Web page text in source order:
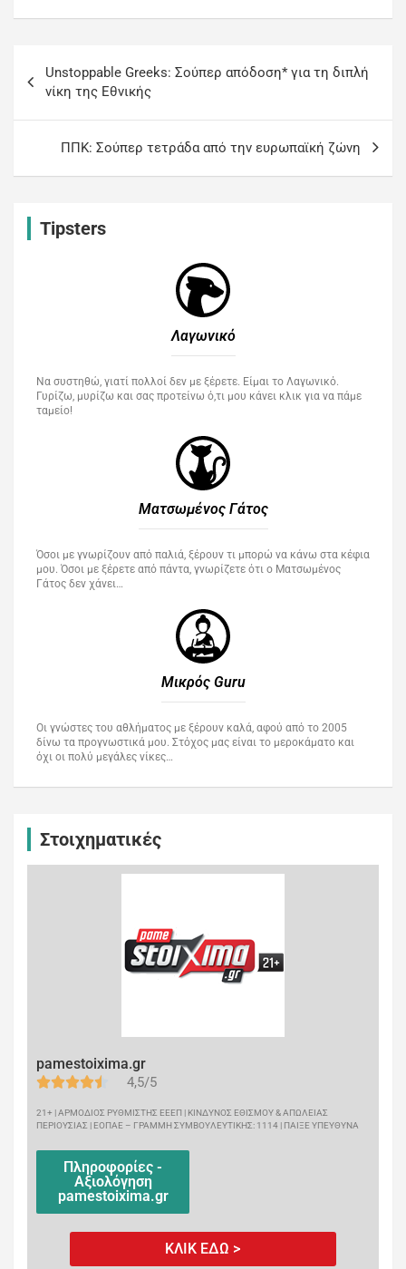
Unstoppable Greeks: Σούπερ απόδοση* για τη διπλή
νίκη της Εθνικής
ΠΠΚ: Σούπερ τετράδα από την ευρωπαϊκή ζώνη
Tipsters
Λαγωνικό
Να συστηθώ, γιατί πολλοί δεν με ξέρετε. Είμαι το Λαγωνικό.
Γυρίζω, μυρίζω και σας προτείνω ό,τι μου κάνει κλικ για να πάμε
ταμείο!
Ματσωμένος Γάτος​
Όσοι με γνωρίζουν από παλιά, ξέρουν τι μπορώ να κάνω στα κέφια
μου. Όσοι με ξέρετε από πάντα, γνωρίζετε ότι ο Ματσωμένος
Γάτος δεν χάνει…
Μικρός Guru​
Οι γνώστες του αθλήματος με ξέρουν καλά, αφού από το 2005
δίνω τα προγνωστικά μου. Στόχος μας είναι το μεροκάματο και
όχι οι πολύ μεγάλες νίκες…
Στοιχηματικές
pamestoixima.gr
4,5/5
21+ | ΑΡΜΟΔΙΟΣ ΡΥΘΜΙΣΤΗΣ ΕΕΕΠ | ΚΙΝΔΥΝΟΣ ΕΘΙΣΜΟΥ & ΑΠΩΛΕΙΑΣ
ΠΕΡΙΟΥΣΙΑΣ | ΕΟΠΑΕ – ΓΡΑΜΜΗ ΣΥΜΒΟΥΛΕΥΤΙΚΗΣ: 1114 | ΠΑΙΞΕ ΥΠΕΥΘΥΝΑ
Πληροφορίες -
Αξιολόγηση
pamestoixima.gr
ΚΛΙΚ ΕΔΩ >